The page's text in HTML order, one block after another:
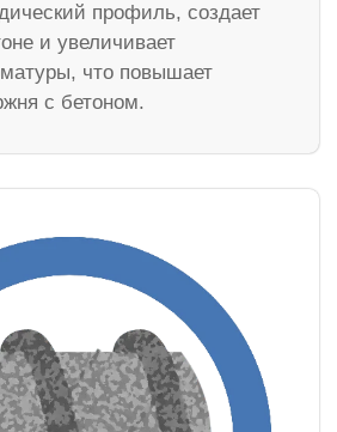
профиль, создает
и увеличивает
что повышает
с бетоном.